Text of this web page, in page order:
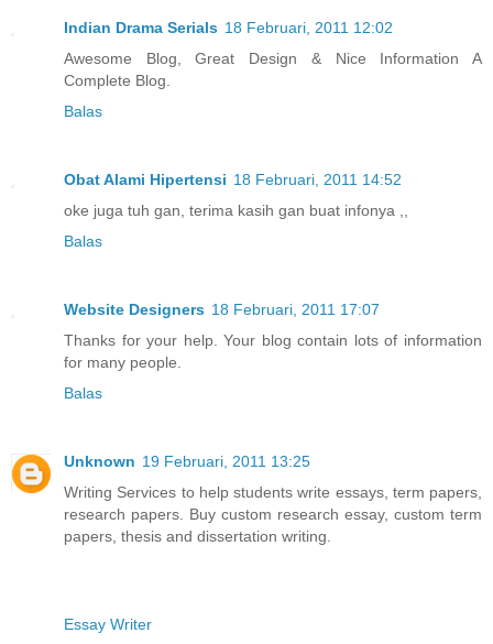
Indian Drama Serials 18 Februari, 2011 12:02
Awesome Blog, Great Design & Nice Information A
Complete Blog.
Balas
Obat Alami Hipertensi 18 Februari, 2011 14:52
oke juga tuh gan, terima kasih gan buat infonya ,,
Balas
Website Designers 18 Februari, 2011 17:07
Thanks for your help. Your blog contain lots of information
for many people.
Balas
Unknown 19 Februari, 2011 13:25
Writing Services to help students write essays, term papers,
research papers. Buy custom research essay, custom term
papers, thesis and dissertation writing.
Essay Writer